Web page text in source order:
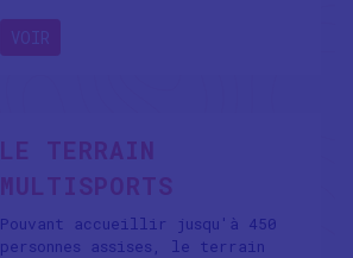
VOIR
LE TERRAIN
MULTISPORTS
Pouvant accueillir jusqu'à 450
personnes assises, le terrain